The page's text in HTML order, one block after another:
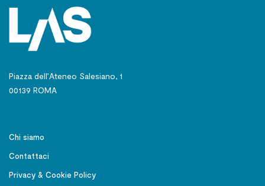
Piazza dell’Ateneo Salesiano, 1
00139 ROMA
Chi siamo
Contattaci
Privacy & Cookie Policy